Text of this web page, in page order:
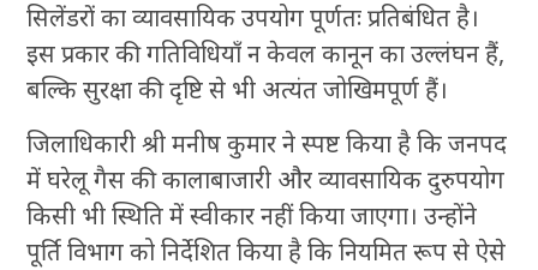
सिलेंडरों का व्यावसायिक उपयोग पूर्णतः प्रतिबंधित है।
इस प्रकार की गतिविधियाँ न केवल कानून का उल्लंघन हैं,
बल्कि सुरक्षा की दृष्टि से भी अत्यंत जोखिमपूर्ण हैं।
जिलाधिकारी श्री मनीष कुमार ने स्पष्ट किया है कि जनपद
में घरेलू गैस की कालाबाजारी और व्यावसायिक दुरुपयोग
किसी भी स्थिति में स्वीकार नहीं किया जाएगा। उन्होंने
पूर्ति विभाग को निर्देशित किया है कि नियमित रूप से ऐसे